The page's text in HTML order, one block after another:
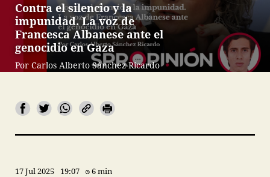
Contra el silencio y la
impunidad. La voz de
Francesca Albanese ante el
genocidio en Gaza
Por Carlos Alberto Sánchez Ricardo
17 Jul 2025 19:07 6 min